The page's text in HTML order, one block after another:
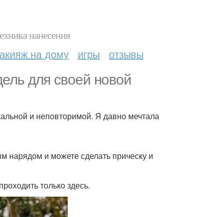
нанесения
на дому игры отзывы
для своей новой
и неповторимой. Я давно мечтала
нарядом и можете сделать прическу и
только здесь.